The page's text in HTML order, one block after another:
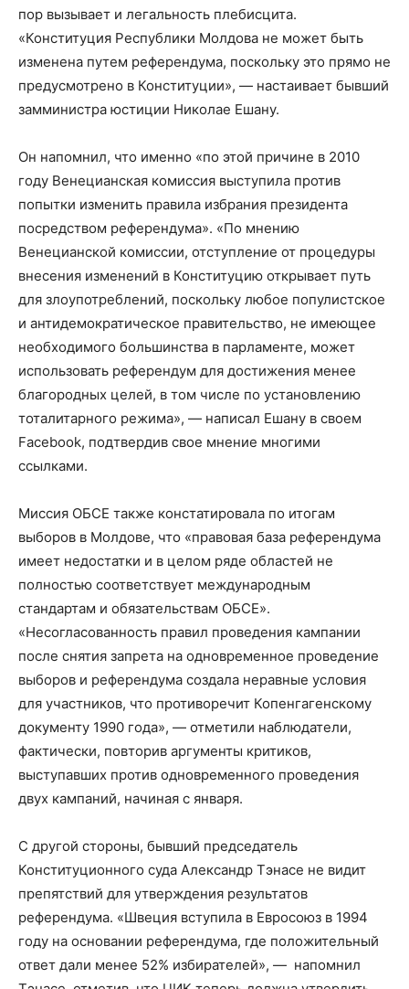
пор вызывает и легальность плебисцита.
«Конституция Республики Молдова не может быть
изменена путем референдума, поскольку это прямо не
предусмотрено в Конституции», — настаивает бывший
замминистра юстиции Николае Ешану.
Он напомнил, что именно «по этой причине в 2010
году Венецианская комиссия выступила против
попытки изменить правила избрания президента
посредством референдума». «По мнению
Венецианской комиссии, отступление от процедуры
внесения изменений в Конституцию открывает путь
для злоупотреблений, поскольку любое популистское
и антидемократическое правительство, не имеющее
необходимого большинства в парламенте, может
использовать референдум для достижения менее
благородных целей, в том числе по установлению
тоталитарного режима», — написал Ешану в своем
Facebook, подтвердив свое мнение многими
ссылками.
Миссия ОБСЕ также констатировала по итогам
выборов в Молдове, что «правовая база референдума
имеет недостатки и в целом ряде областей не
полностью соответствует международным
стандартам и обязательствам ОБСЕ».
«Несогласованность правил проведения кампании
после снятия запрета на одновременное проведение
выборов и референдума создала неравные условия
для участников, что противоречит Копенгагенскому
документу 1990 года», — отметили наблюдатели,
фактически, повторив аргументы критиков,
выступавших против одновременного проведения
двух кампаний, начиная с января.
С другой стороны, бывший председатель
Конституционного суда Александр Тэнасе не видит
препятствий для утверждения результатов
референдума. «Швеция вступила в Евросоюз в 1994
году на основании референдума, где положительный
ответ дали менее 52% избирателей», — напомнил